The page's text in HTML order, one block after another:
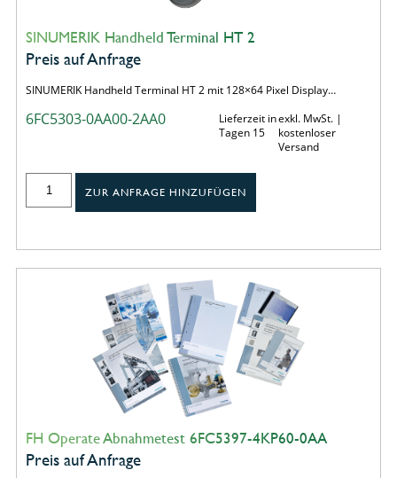
SINUMERIK Handheld Terminal HT 2
Preis auf Anfrage
SINUMERIK Handheld Terminal HT 2 mit 128×64 Pixel Display…
6FC5303-0AA00-2AA0
Lieferzeit in
Tagen 15
exkl. MwSt. |
kostenloser
Versand
ZUR ANFRAGE HINZUFÜGEN
FH Operate Abnahmetest 6FC5397-4KP60-0AA
Preis auf Anfrage